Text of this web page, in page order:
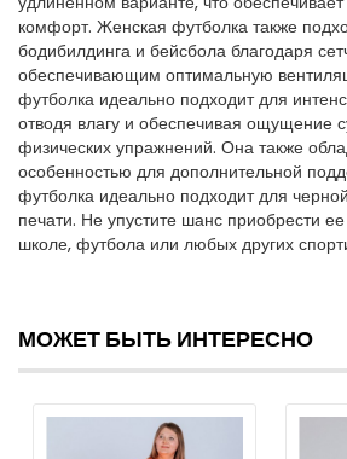
комфорт. Женская футболка также
бодибилдинга и бейсбола благодаря
обеспечивающим оптимальную
футболка идеально подходит для
отводя влагу и обеспечивая ощущение
физических упражнений. Она также
особенностью для дополнительной
футболка идеально подходит для
печати. Не упустите шанс приобрести
школе, футбола или любых других
МОЖЕТ БЫТЬ ИНТЕРЕСНО